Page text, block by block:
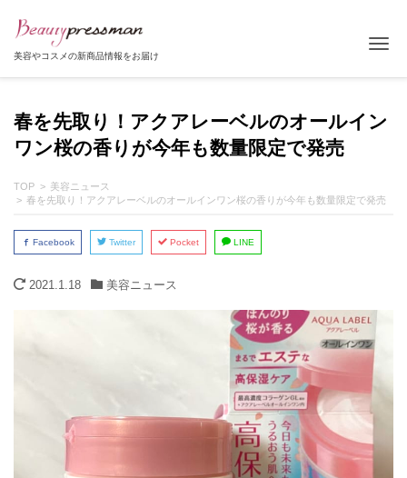
美容やコスメの新商品情報をお届け
春を先取り！アクアレーベルのオールイン
ワン桜の香りが今年も数量限定で発売
TOP
美容ニュース
春を先取り！アクアレーベルのオールインワン桜の香りが今年も数量限定で発売
Facebook Twitter Pocket LINE
2021.1.18 美容ニュース